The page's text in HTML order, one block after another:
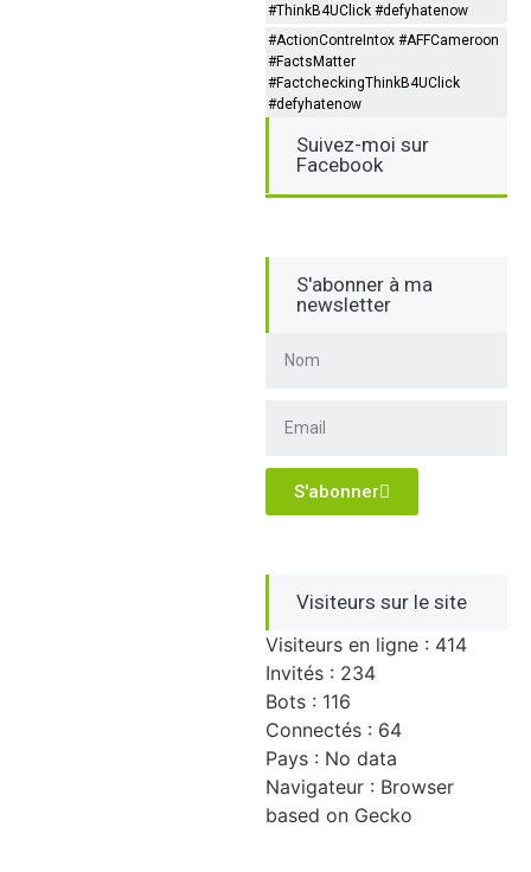
#ThinkB4UClick #defyhatenow
#ActionContreIntox #AFFCameroon
#FactsMatter
#FactcheckingThinkB4UClick
#defyhatenow
Suivez-moi sur
Facebook
S'abonner à ma
newsletter
S'abonner
Visiteurs sur le site
Visiteurs en ligne : 414
Invités : 234
Bots : 116
Connectés : 64
Pays : No data
Navigateur : Browser
based on Gecko